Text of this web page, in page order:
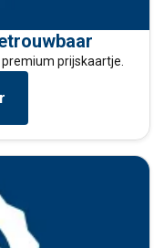
prijskaartje.